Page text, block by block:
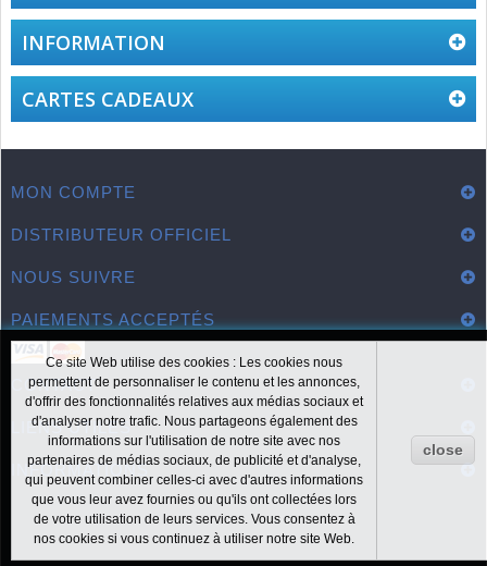
INFORMATION
CARTES CADEAUX
MON COMPTE
DISTRIBUTEUR OFFICIEL
NOUS SUIVRE
PAIEMENTS ACCEPTÉS
CONTACT
Ce site Web utilise des cookies : Les cookies nous
permettent de personnaliser le contenu et les annonces,
d'offrir des fonctionnalités relatives aux médias sociaux et
d'analyser notre trafic. Nous partageons également des
informations sur l'utilisation de notre site avec nos
partenaires de médias sociaux, de publicité et d'analyse,
qui peuvent combiner celles-ci avec d'autres informations
que vous leur avez fournies ou qu'ils ont collectées lors
de votre utilisation de leurs services. Vous consentez à
nos cookies si vous continuez à utiliser notre site Web.
close
LIENS UTILES
INFORMATIONS